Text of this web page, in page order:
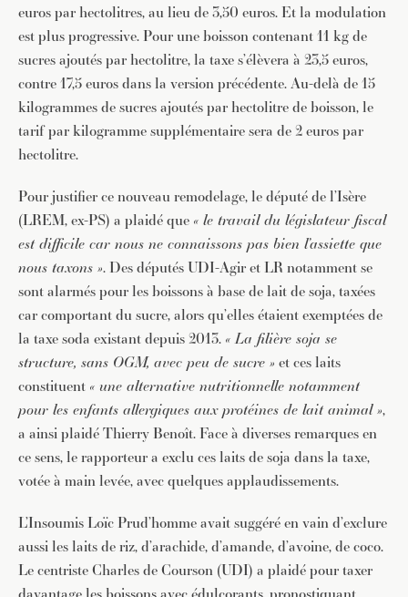
euros par hectolitres, au lieu de 3,50 euros. Et la modulation
est plus progressive. Pour une boisson contenant 11 kg de
sucres ajoutés par hectolitre, la taxe s’élèvera à 23,5 euros,
contre 17,5 euros dans la version précédente. Au-delà de 15
kilogrammes de sucres ajoutés par hectolitre de boisson, le
tarif par kilogramme supplémentaire sera de 2 euros par
hectolitre.
Pour justifier ce nouveau remodelage, le député de l’Isère
(LREM, ex-PS) a plaidé que « le travail du législateur fiscal
est difficile car nous ne connaissons pas bien l’assiette que
nous taxons ». Des députés UDI-Agir et LR notamment se
sont alarmés pour les boissons à base de lait de soja, taxées
car comportant du sucre, alors qu’elles étaient exemptées de
la taxe soda existant depuis 2013. « La filière soja se
structure, sans OGM, avec peu de sucre » et ces laits
constituent « une alternative nutritionnelle notamment
pour les enfants allergiques aux protéines de lait animal »,
a ainsi plaidé Thierry Benoît. Face à diverses remarques en
ce sens, le rapporteur a exclu ces laits de soja dans la taxe,
votée à main levée, avec quelques applaudissements.
L’Insoumis Loïc Prud’homme avait suggéré en vain d’exclure
aussi les laits de riz, d’arachide, d’amande, d’avoine, de coco.
Le centriste Charles de Courson (UDI) a plaidé pour taxer